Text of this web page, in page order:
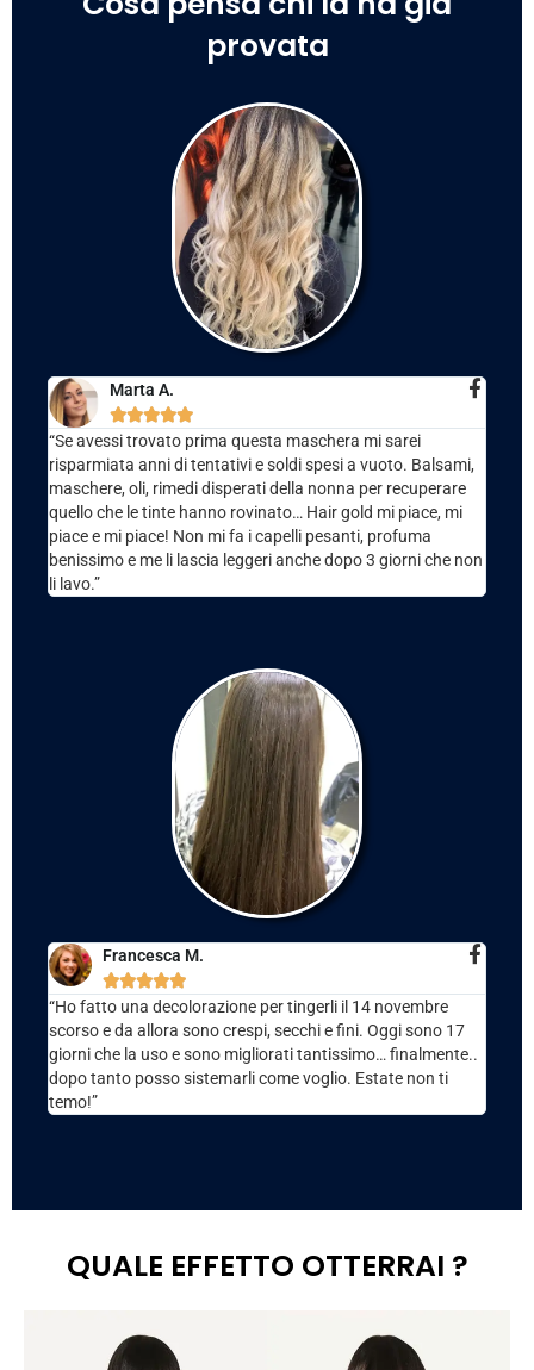
provata
Marta A.

“Se avessi trovato prima questa maschera mi sarei
risparmiata anni di tentativi e soldi spesi a vuoto. Balsami,
maschere, oli, rimedi disperati della nonna per recuperare
quello che le tinte hanno rovinato… Hair gold mi piace, mi
piace e mi piace! Non mi fa i capelli pesanti, profuma
benissimo e me li lascia leggeri anche dopo 3 giorni che non
li lavo.”
Francesca M.

“Ho fatto una decolorazione per tingerli il 14 novembre
scorso e da allora sono crespi, secchi e fini. Oggi sono 17
giorni che la uso e sono migliorati tantissimo… finalmente..
dopo tanto posso sistemarli come voglio. Estate non ti
temo!”
QUALE EFFETTO OTTERRAI ?